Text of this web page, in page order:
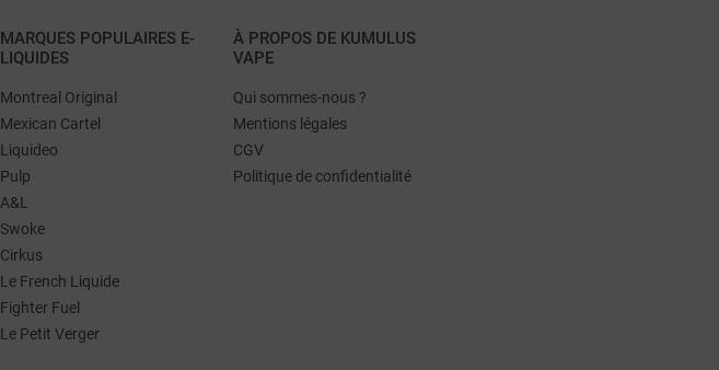
MARQUES POPULAIRES E-
LIQUIDES
Montreal Original
Mexican Cartel
Liquideo
Pulp
A&L
Swoke
Cirkus
Le French Liquide
Fighter Fuel
Le Petit Verger
À PROPOS DE KUMULUS
VAPE
Qui sommes-nous ?
Mentions légales
CGV
Politique de confidentialité